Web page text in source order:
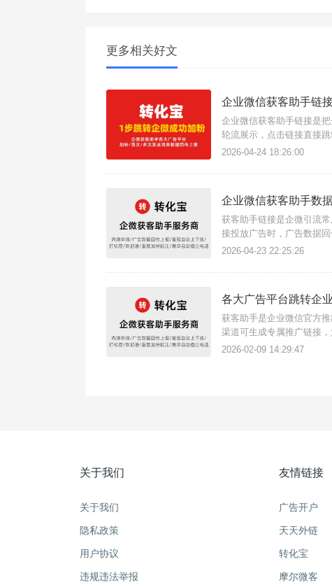
更多相关好文
企业微信获客助手链
企业微信获客助手链接是
轮流展示，点击链接直接
发送欢迎语，缩短加粉流
2026-04-24 18:26:00
企业微信获客助手数
获客助手链接是企微引流
接投放广告时，广告数据
这款三方获客助手工具服
2026-04-23 22:25:26
各大广告平台跳转企
获客助手是企业微信官方
渠道可生成专属推广链接
细了解每个渠道效果并及
2026-02-09 14:29:47
关于我们
关于我们
隐私政策
用户协议
违规违法举报
友情链接
广告开户
天天外链
转化宝
摩尔微客